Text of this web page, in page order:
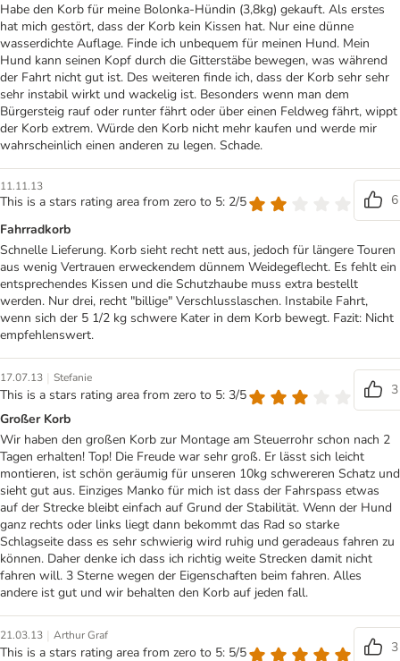
Habe den Korb für meine Bolonka-Hündin (3,8kg) gekauft. Als erstes
hat mich gestört, dass der Korb kein Kissen hat. Nur eine dünne
wasserdichte Auflage. Finde ich unbequem für meinen Hund. Mein
Hund kann seinen Kopf durch die Gitterstäbe bewegen, was während
der Fahrt nicht gut ist. Des weiteren finde ich, dass der Korb sehr sehr
sehr instabil wirkt und wackelig ist. Besonders wenn man dem
Bürgersteig rauf oder runter fährt oder über einen Feldweg fährt, wippt
der Korb extrem. Würde den Korb nicht mehr kaufen und werde mir
wahrscheinlich einen anderen zu legen. Schade.
11.11.13
This is a stars rating area from zero to 5: 2/5
6
Fahrradkorb
Schnelle Lieferung. Korb sieht recht nett aus, jedoch für längere Touren
aus wenig Vertrauen erweckendem dünnem Weidegeflecht. Es fehlt ein
entsprechendes Kissen und die Schutzhaube muss extra bestellt
werden. Nur drei, recht "billige" Verschlusslaschen. Instabile Fahrt,
wenn sich der 5 1/2 kg schwere Kater in dem Korb bewegt. Fazit: Nicht
empfehlenswert.
17.07.13 | Stefanie
This is a stars rating area from zero to 5: 3/5
3
Großer Korb
Wir haben den großen Korb zur Montage am Steuerrohr schon nach 2
Tagen erhalten! Top! Die Freude war sehr groß. Er lässt sich leicht
montieren, ist schön geräumig für unseren 10kg schwereren Schatz und
sieht gut aus. Einziges Manko für mich ist dass der Fahrspass etwas
auf der Strecke bleibt einfach auf Grund der Stabilität. Wenn der Hund
ganz rechts oder links liegt dann bekommt das Rad so starke
Schlagseite dass es sehr schwierig wird ruhig und geradeaus fahren zu
können. Daher denke ich dass ich richtig weite Strecken damit nicht
fahren will. 3 Sterne wegen der Eigenschaften beim fahren. Alles
andere ist gut und wir behalten den Korb auf jeden fall.
21.03.13 | Arthur Graf
This is a stars rating area from zero to 5: 5/5
3